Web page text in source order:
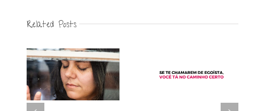
Related Posts